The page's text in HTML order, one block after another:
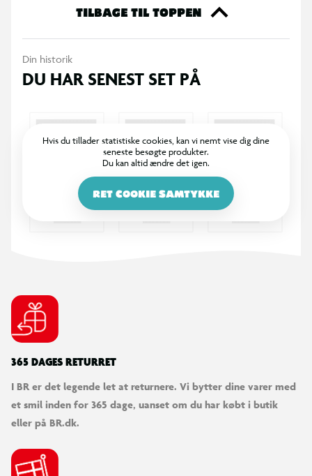
ekstra til din samling eller til at give den perfekte gave til en
TILBAGE TIL TOPPEN
Din historik
DU HAR SENEST SET PÅ
Hvis du tillader statistiske cookies, kan vi nemt vise dig dine
seneste besøgte produkter.
Du kan altid ændre det igen.
RET COOKIE SAMTYKKE
365 DAGES RETURRET
I BR er det legende let at returnere. Vi bytter dine varer med
et smil inden for 365 dage, uanset om du har købt i butik
eller på BR.dk.